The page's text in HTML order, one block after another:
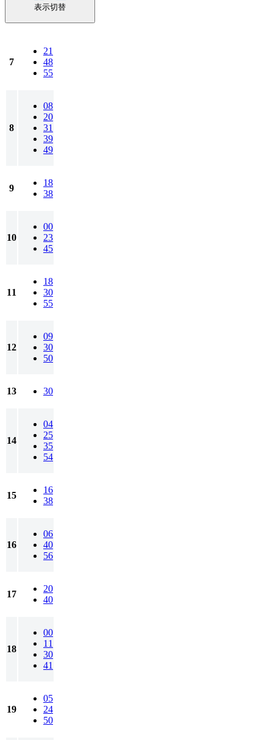
表示切替
7
21
48
55
8
08
20
31
39
49
9
18
38
10
00
23
45
11
18
30
55
12
09
30
50
13 30
14
04
25
35
54
15
16
38
16
06
40
56
17
20
40
18
00
11
30
41
19
05
24
50